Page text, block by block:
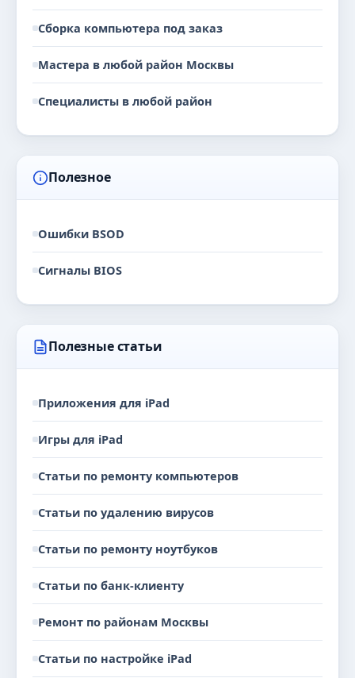
Сборка компьютера под заказ
Мастера в любой район Москвы
Специалисты в любой район
Полезное
Ошибки BSOD
Сигналы BIOS
Полезные статьи
Приложения для iPad
Игры для iPad
Статьи по ремонту компьютеров
Статьи по удалению вирусов
Статьи по ремонту ноутбуков
Статьи по банк-клиенту
Ремонт по районам Москвы
Статьи по настройке iPad